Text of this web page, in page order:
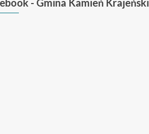
- Gmina Kamień Krajeński